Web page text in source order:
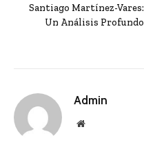
Santiago Martínez-Vares:
Un Análisis Profundo
Admin
Website